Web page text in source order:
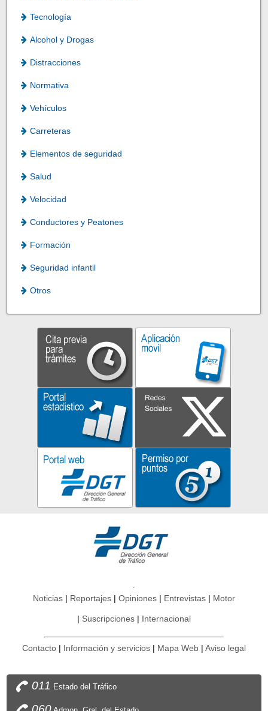
Tecnología
Alcohol y Drogas
Distracciones
Normativa
Vehículos
Carreteras
Elementos de seguridad
Salud
Velocidad
Conductores y Peatones
Formación
Seguridad infantil
Otros
Noticias Reportajes Opiniones Entrevistas Motor
Suscripciones Internacional
Contacto Información y servicios Mapa Web Aviso legal
011 Estado del Tráfico